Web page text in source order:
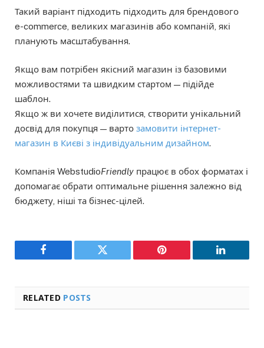
Такий варіант підходить підходить для брендового
e-commerce, великих магазинів або компаній, які
планують масштабування.
Якщо вам потрібен якісний магазин із базовими
можливостями та швидким стартом — підійде
шаблон.
Якщо ж ви хочете виділитися, створити унікальний
досвід для покупця — варто замовити інтернет-
магазин в Києві з індивідуальним дизайном.
Компанія WebstudioFriendly працює в обох форматах і
допомагає обрати оптимальне рішення залежно від
бюджету, ніші та бізнес-цілей.
Facebook Twitter Pinterest LinkedIn
RELATED POSTS